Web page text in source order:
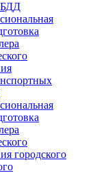
БДД
городского